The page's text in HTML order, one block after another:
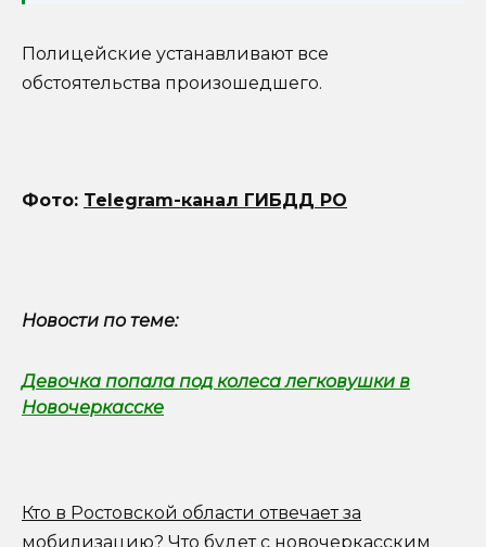
Полицейские устанавливают все
обстоятельства произошедшего.
Фото: Telegram-канал ГИБДД РО
Новости по теме:
Девочка попала под колеса легковушки в
Новочеркасске
Кто в Ростовской области отвечает за
мобилизацию? Что будет с новочеркасским